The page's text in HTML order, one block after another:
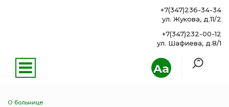
Aa
+7(347)236-34-34
ул. Жукова, д.11/2
+7(347)232-00-12
ул. Шафиева, д.8/1
О больнице